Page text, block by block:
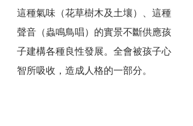
這種氣味（花草樹木及土壤）、這種
聲音（蟲鳴鳥唱）的實景不斷供應孩
子建構各種良性發展。全會被孩子心
智所吸收，造成人格的一部分。